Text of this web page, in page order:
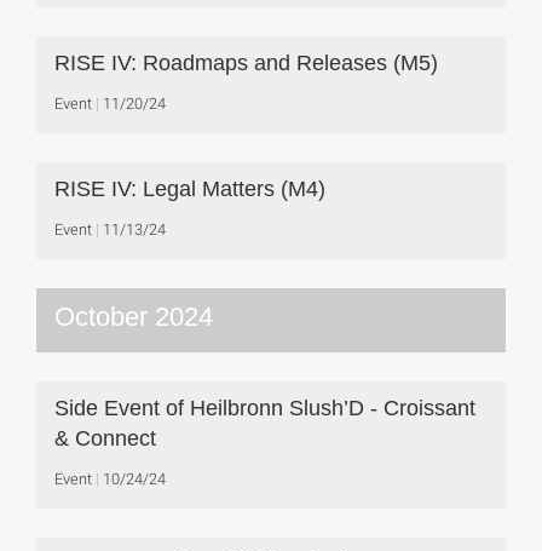
RISE IV: Roadmaps and Releases (M5)
Event 11/20/24
RISE IV: Legal Matters (M4)
Event 11/13/24
October 2024
Side Event of Heilbronn Slush’D - Croissant
& Connect
Event 10/24/24